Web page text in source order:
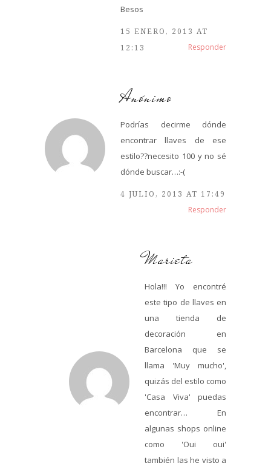
Besos
15 ENERO, 2013 AT
12:13
Responder
Anónimo
Podrías decirme dónde
encontrar llaves de ese
estilo??necesito 100 y no sé
dónde buscar…:-(
4 JULIO, 2013 AT 17:49
Responder
Marieta
Hola!!! Yo encontré
este tipo de llaves en
una tienda de
decoración en
Barcelona que se
llama 'Muy mucho',
quizás del estilo como
'Casa Viva' puedas
encontrar… En
algunas shops online
como 'Oui oui'
también las he visto a